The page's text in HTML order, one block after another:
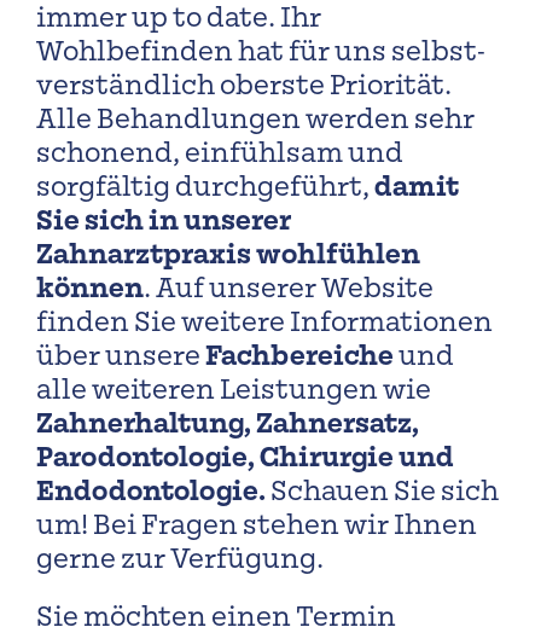
immer up to date. Ihr
Wohlbefinden hat für uns selbst­
verständlich oberste Priorität.
Alle Be­handlungen werden sehr
schonend, einfühlsam und
sorgfältig durchgeführt, damit
Sie sich in unserer
Zahnarztpraxis wohlfühlen
können. Auf unserer Website
finden Sie weitere Informationen
über unsere Fachbereiche und
alle weiteren Leistungen wie
Zahnerhaltung, Zahnersatz,
Parodontologie, Chirurgie und
Endodontologie. Schauen Sie sich
um! Bei Fragen stehen wir Ihnen
gerne zur Verfügung.
Sie möchten einen Termin